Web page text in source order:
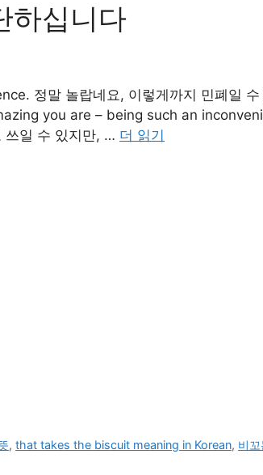
하십니다
정말 놀랍네요, 이렇게까지 민폐일
you are – being such an
쓰일 수 있지만, … 더 읽기
,that takes the biscuit meaning in Korean, 비